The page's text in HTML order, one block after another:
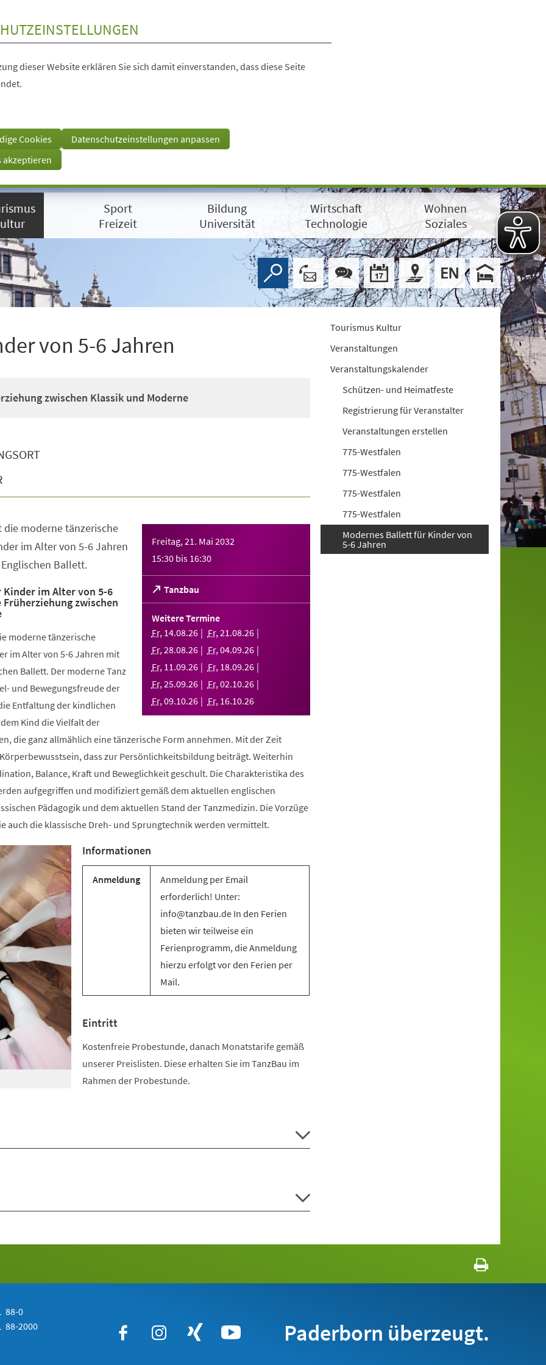
dieser Website erklären Sie sich damit einverstanden, dass diese Seite
Cookies
Datenschutzeinstellungen anpassen
akzeptieren
Sport
Freizeit
Bildung
Universität
Wirtschaft
Technologie
Wohnen
Soziales
von 5-6 Jahren
zwischen Klassik und Moderne
Freitag, 21. Mai 2032
15:30 bis 16:30
Tanzbau
(Öffnet
in
einem
Tab)
Weitere Termine
Fr, 14.08.26 Fr,21.08.26
Fr,28.08.26 Fr,04.09.26
Fr, 11.09.26 Fr, 18.09.26
Fr,25.09.26 Fr,02.10.26
Fr,09.10.26 Fr, 16.10.26
die moderne tänzerische
im Alter von 5-6 Jahren
Ballett.
im Alter von 5-6
zwischen
moderne tänzerische
im Alter von 5-6 Jahren mit
Ballett. Der moderne Tanz
und Bewegungsfreude der
Entfaltung der kindlichen
Kind die Vielfalt der
die ganz allmählich eine tänzerische Form annehmen. Mit der Zeit
dass zur Persönlichkeitsbildung beiträgt. Weiterhin
Balance, Kraft und Beweglichkeit geschult. Die Charakteristika des
aufgegriffen und modifiziert gemäß dem aktuellen englischen
Pädagogik und dem aktuellen Stand der Tanzmedizin. Die Vorzüge
auch die klassische Dreh- und Sprungtechnik werden vermittelt.
Informationen
Anmeldung
Anmeldung per Email
erforderlich! Unter:
info@tanzbau.de In den Ferien
bieten wir teilweise ein
Ferienprogramm, die Anmeldung
hierzu erfolgt vor den Ferien per
Mail.
Eintritt
Kostenfreie Probestunde, danach Monatstarife gemäß
unserer Preislisten. Diese erhalten Sie im TanzBau im
Rahmen der Probestunde.
Tourismus Kultur
Veranstaltungen
Veranstaltungskalender
Schützen- und Heimatfeste
Registrierung für Veranstalter
Veranstaltungen erstellen
775-Westfalen
775-Westfalen
775-Westfalen
775-Westfalen
Modernes Ballett für Kinder von
5-6 Jahren
88-0
88-2000 Paderborn überzeugt.